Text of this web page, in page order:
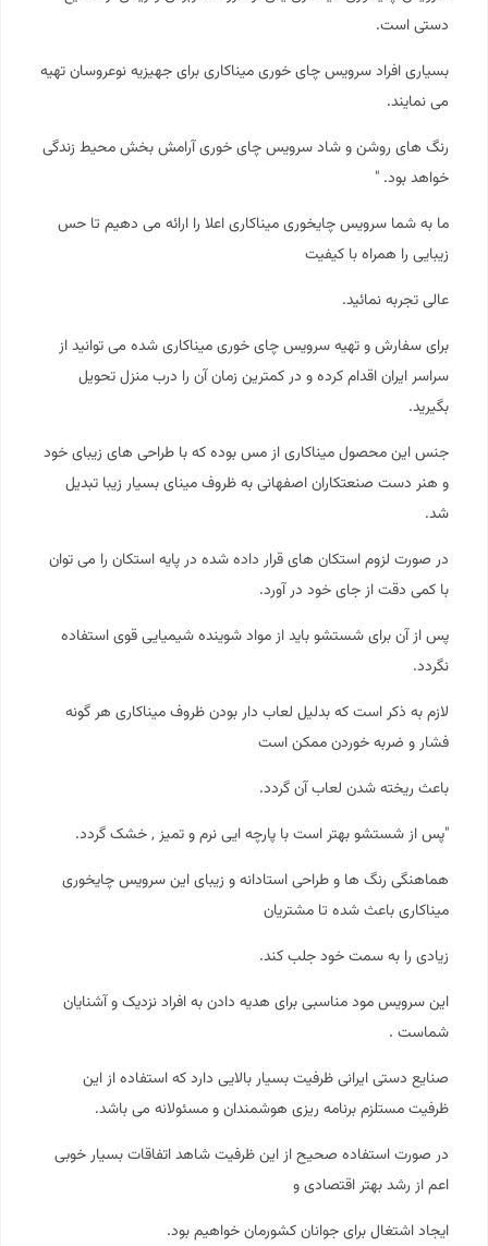
دستی است.
بسیاری افراد سرویس چای خوری میناکاری برای جهیزیه نوعروسان تهیه
می نمایند.
رنگ های روشن و شاد سرویس چای خوری آرامش بخش محیط زندگی
خواهد بود. "
ما به شما سرویس چایخوری میناکاری اعلا را ارائه می دهیم تا حس
زیبایی را همراه با کیفیت
عالی تجربه نمائید.
برای سفارش و تهیه سرویس چای خوری میناکاری شده می توانید از
سراسر ایران اقدام کرده و در کمترین زمان آن را درب منزل تحویل
بگیرید.
جنس این محصولمیناکاریاز مس بوده که با طراحی های زیبای خود
و هنر دست صنعتکاران اصفهانی به ظروف مینای بسیار زیبا تبدیل
شد.
در صورت لزوم استکان های قرار داده شده در پایه استکان را می توان
با کمی دقت از جای خود در آورد.
پس از آن برای شستشو باید از مواد شوینده شیمیایی قوی استفاده
نگردد.
لازم به ذکر است که بدلیل لعاب دار بودن ظروفمیناکاریهر گونه
فشار و ضربه خوردن ممکن است
باعث ریخته شدن لعاب آن گردد.
"پس از شستشو بهتر است با پارچه ایی نرم و تمیز , خشک گردد.
هماهنگی رنگ ها و طراحی استادانه و زیبای این سرویس چایخوری
میناکاری باعث شده تا مشتریان
زیادی را به سمت خود جلب کند.
این سرویس مود مناسبی برای هدیه دادن به افراد نزدیک و آشنایان
شماست .
صنایع دستی ایرانی ظرفیت بسیار بالایی دارد که استفاده از این
ظرفیت مستلزم برنامه ریزی هوشمندان و مسئولانه می باشد.
در صورت استفاده صحیح از این ظرفیت شاهد اتفاقات بسیار خوبی
اعم از رشد بهتر اقتصادی و
ایجاد اشتغال برای جوانان کشورمان خواهیم بود.